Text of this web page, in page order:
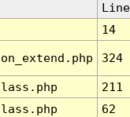
Line
14
324
211
62